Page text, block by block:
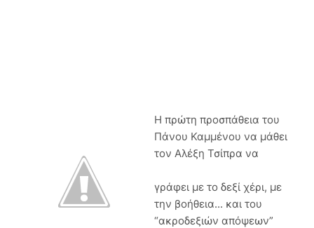
Η πρώτη προσπάθεια του
Πάνου Καμμένου να μάθει
τον Αλέξη Τσίπρα να
γράφει με το δεξί χέρι, με
την βοήθεια... και του
“ακροδεξιών απόψεων”